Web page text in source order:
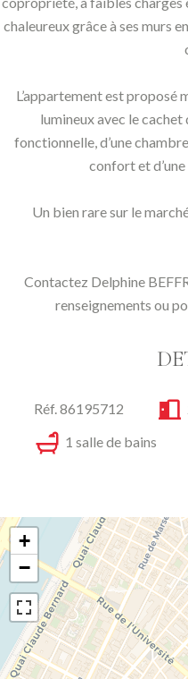
chaleureux grâce à ses murs
L’appartement est proposé
lumineux avec le cachet
fonctionnelle, d’une
confort et d’une
Un bien rare sur le
Contactez Delphine
renseignements ou
Réf. 86195712
1 salle de bains
+
−